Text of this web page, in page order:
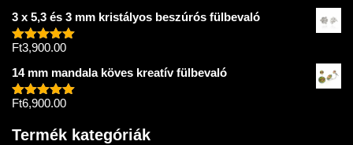
3 x 5,3 és 3 mm kristályos beszúrós fülbevaló
Értékelés:
Ft3,900.00
14 mm mandala köves kreatív fülbevaló
Értékelés:
Ft6,900.00
Termék kategóriák